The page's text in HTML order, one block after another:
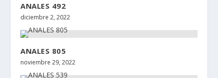
ANALES 492
diciembre 2, 2022
ANALES 805
noviembre 29, 2022